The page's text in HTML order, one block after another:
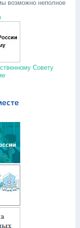
возможно неполное